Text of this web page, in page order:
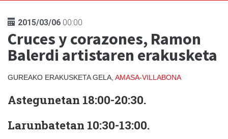
2015/03/06 00:00
Cruces y corazones, Ramon
Balerdi artistaren erakusketa
GUREAKO ERAKUSKETA GELA, AMASA-VILLABONA
Astegunetan 18:00-20:30.
Larunbatetan 10:30-13:00.